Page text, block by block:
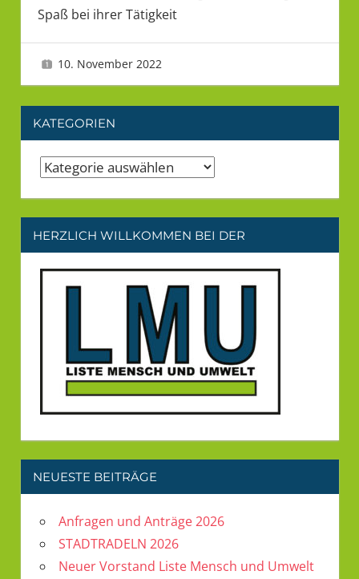
Spaß bei ihrer Tätigkeit
10. November 2022
KATEGORIEN
Kategorien
HERZLICH WILLKOMMEN BEI DER
NEUESTE BEITRÄGE
Anfragen und Anträge 2026
STADTRADELN 2026
Neuer Vorstand Liste Mensch und Umwelt